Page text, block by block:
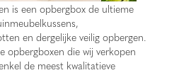
is een opbergbox de ultieme
en dergelijke veilig opbergen.
opbergboxen die wij verkopen
de meest kwalitatieve